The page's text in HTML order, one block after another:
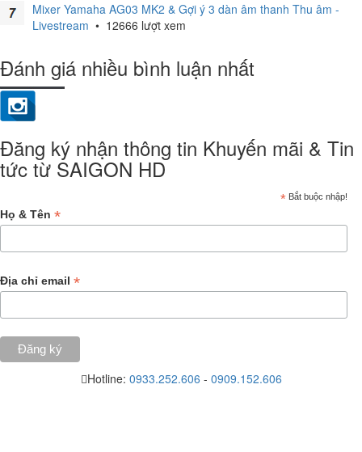
Mixer Yamaha AG03 MK2 & Gợi ý 3 dàn âm thanh Thu âm -
Livestream • 12666 lượt xem
Đánh giá nhiều bình luận nhất
Đăng ký nhận thông tin Khuyến mãi & Tin
tức từ SAIGON HD
* Bắt buộc nhập!
Họ & Tên *
Địa chỉ email *
Hotline: 0933.252.606 - 0909.152.606